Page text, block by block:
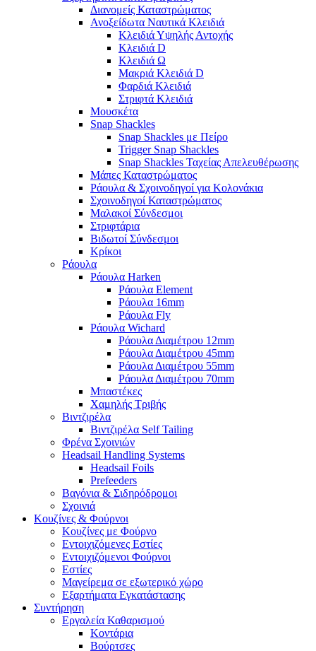
Διανομείς Καταστρώματος
Ανοξείδωτα Ναυτικά Κλειδιά
Κλειδιά Υψηλής Αντοχής
Κλειδιά D
Κλειδιά Ω
Μακριά Κλειδιά D
Φαρδιά Κλειδιά
Στριφτά Κλειδιά
Μουσκέτα
Snap Shackles
Snap Shackles με Πείρο
Trigger Snap Shackles
Snap Shackles Ταχείας Απελευθέρωσης
Μάπες Καταστρώματος
Ράουλα & Σχοινοδηγοί για Κολονάκια
Σχοινοδηγοί Καταστρώματος
Μαλακοί Σύνδεσμοι
Στριφτάρια
Βιδωτοί Σύνδεσμοι
Κρίκοι
Ράουλα
Ράουλα Harken
Ράουλα Element
Ράουλα 16mm
Ράουλα Fly
Ράουλα Wichard
Ράουλα Διαμέτρου 12mm
Ράουλα Διαμέτρου 45mm
Ράουλα Διαμέτρου 55mm
Ράουλα Διαμέτρου 70mm
Μπαστέκες
Χαμηλής Τριβής
Βιντζιρέλα
Βιντζιρέλα Self Tailing
Φρένα Σχοινιών
Headsail Handling Systems
Headsail Foils
Prefeeders
Βαγόνια & Σιδηρόδρομοι
Σχοινιά
Κουζίνες & Φούρνοι
Κουζίνες με Φούρνο
Εντοιχιζόμενες Εστίες
Εντοιχιζόμενοι Φούρνοι
Εστίες
Μαγείρεμα σε εξωτερικό χώρο
Εξαρτήματα Εγκατάστασης
Συντήρηση
Εργαλεία Καθαρισμού
Κοντάρια
Βούρτσες